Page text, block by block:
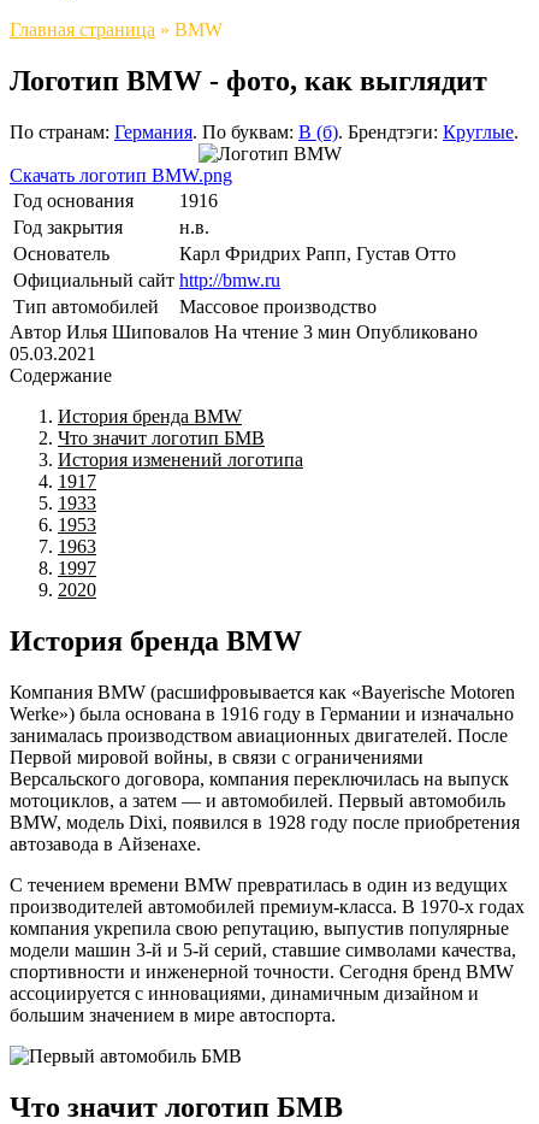
Главная страница » BMW
Логотип BMW - фото, как выглядит
По странам: Германия. По буквам: B (б). Брендтэги: Круглые.
Скачать логотип BMW.png
Год основания
1916
Год закрытия
н.в.
Основатель
Карл Фридрих Рапп, Густав Отто
Официальный сайт http://bmw.ru
Тип автомобилей
Массовое производство
Автор Илья Шиповалов На чтение 3 мин Опубликовано
05.03.2021
Содержание
История бренда BMW
Что значит логотип БМВ
История изменений логотипа
1917
1933
1953
1963
1997
2020
История бренда BMW
Компания BMW (расшифровывается как «Bayerische Motoren
Werke») была основана в 1916 году в Германии и изначально
занималась производством авиационных двигателей. После
Первой мировой войны, в связи с ограничениями
Версальского договора, компания переключилась на выпуск
мотоциклов, а затем — и автомобилей. Первый автомобиль
BMW, модель Dixi, появился в 1928 году после приобретения
автозавода в Айзенахе.
С течением времени BMW превратилась в один из ведущих
производителей автомобилей премиум-класса. В 1970-х годах
компания укрепила свою репутацию, выпустив популярные
модели машин 3-й и 5-й серий, ставшие символами качества,
спортивности и инженерной точности. Сегодня бренд BMW
ассоциируется с инновациями, динамичным дизайном и
большим значением в мире автоспорта.
Что значит логотип БМВ